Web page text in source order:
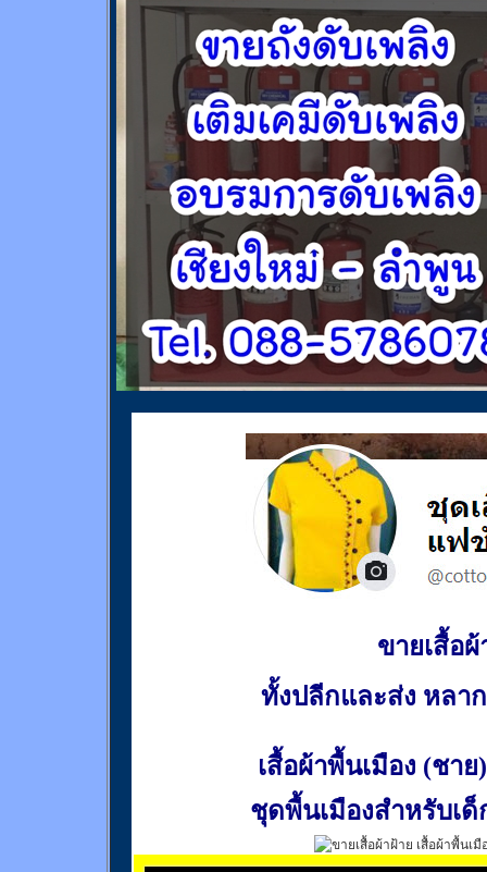
ขายเสื้อผ้
ทั้งปลีกและส่ง หลา
เสื้อผ้าพื้นเมือง (ชาย)
ชุดพื้นเมืองสำหรับเด็